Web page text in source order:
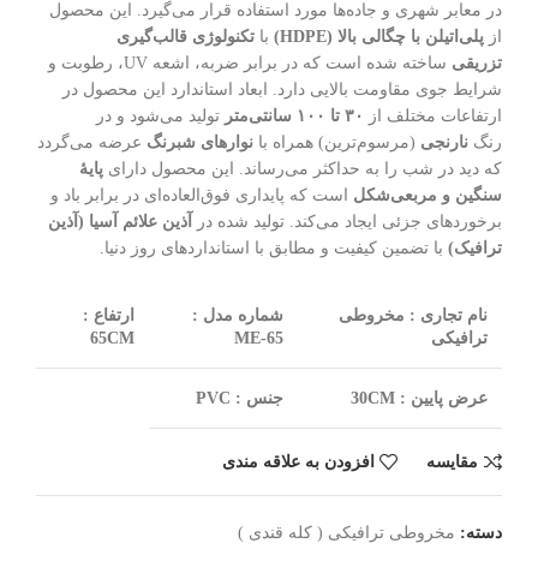
در معابر شهری و جاده‌ها مورد استفاده قرار می‌گیرد. این محصول
از پلی‌اتیلن با چگالی بالا (HDPE) با تکنولوژی قالب‌گیری
تزریقی
ساخته شده است که در برابر ضربه، اشعه UV، رطوبت و
شرایط جوی مقاومت بالایی دارد. ابعاد استاندارد این محصول در
ارتفاعات مختلف از
۳۰ تا ۱۰۰ سانتی‌متر
تولید می‌شود و در
رنگ نارنجی (مرسوم‌ترین) همراه با نوارهای شبرنگ عرضه می‌گردد
که دید در شب را به حداکثر می‌رساند. این محصول دارای پایۀ
سنگین و مربعی‌شکل است که پایداری فوق‌العاده‌ای در برابر باد و
برخوردهای جزئی ایجاد می‌کند. تولید شده در
آذین علائم آسیا (آذین
ترافیک) با تضمین کیفیت و مطابق با استانداردهای روز دنیا.
نام تجاری : مخروطی
ترافیکی
شماره مدل :
ME-65
ارتفاع :
65CM
عرض پایین : 30CM جنس : PVC
مقایسه افزودن به علاقه مندی
دسته: مخروطی ترافیکی ( کله قندی )